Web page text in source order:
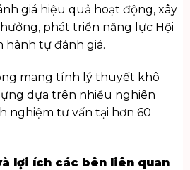
giá hiệu quả hoạt động, xây
phát triển năng lực Hội
hành tự đánh giá.
mang tính lý thuyết khô
dựa trên nhiều nghiên
nghiệm tư vấn tại hơn 60
lợi ích các bên liên quan